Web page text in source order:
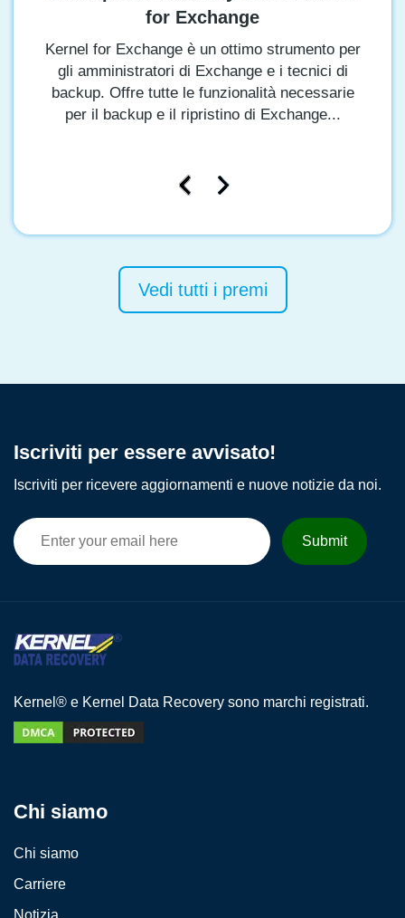
for Exchange
Kernel for Exchange è un ottimo strumento per
gli amministratori di Exchange e i tecnici di
backup. Offre tutte le funzionalità necessarie
per il backup e il ripristino di Exchange...
v
o
u
t
Vedi tutti i premi
Iscriviti per essere avvisato!
Iscriviti per ricevere aggiornamenti e nuove notizie da noi.
Kernel® e Kernel Data Recovery sono marchi registrati.
Chi siamo
Chi siamo
Carriere
Notizia